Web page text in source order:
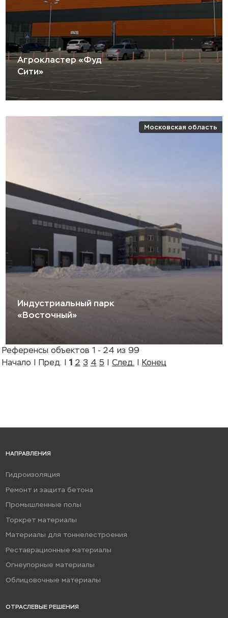
Агрокластер «Фуд
Сити»
Московская область
Индустриальный парк
«Восточный»
Референсы объектов 1 - 24 из 99
Начало | Пред. | 1 2 3 4 5 | След. | Конец
НАПРАВЛЕНИЯ
Гидроизоляция
Ремонт и защита бетона
Промышленные полы
Торкрет материалы
Материалы для тоннелестроения
Реставрационные материалы
Огнеупорные материалы
Облицовочные материалы
ОТРАСЛЕВЫЕ РЕШЕНИЯ